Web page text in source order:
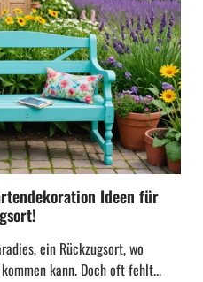
Ideen für
ein Rückzugsort, wo
kann. Doch oft fehlt...